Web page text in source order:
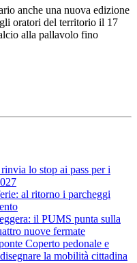
anche una nuova edizione
oratori del territorio il 17
alla pallavolo fino
lo stop ai pass per i
al ritorno i parcheggi
il PUMS punta sulla
nuove fermate
Coperto pedonale e
la mobilità cittadina